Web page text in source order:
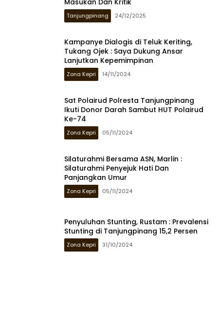
Tanjungpinang 24/12/2025
Kampanye Dialogis di Teluk Keriting,
Tukang Ojek : Saya Dukung Ansar
Lanjutkan Kepemimpinan
Zona Kepri 14/11/2024
Sat Polairud Polresta Tanjungpinang
Ikuti Donor Darah Sambut HUT Polairud
Ke-74
Zona Kepri 05/11/2024
Silaturahmi Bersama ASN, Marlin :
Silaturahmi Penyejuk Hati Dan
Panjangkan Umur
Zona Kepri 05/11/2024
Penyuluhan Stunting, Rustam : Prevalensi
Stunting di Tanjungpinang 15,2 Persen
Zona Kepri 31/10/2024